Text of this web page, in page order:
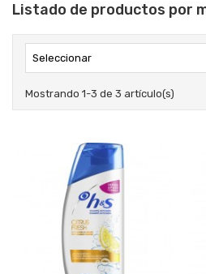
Listado de productos por
Seleccionar
Mostrando 1-3 de 3 artículo(s)